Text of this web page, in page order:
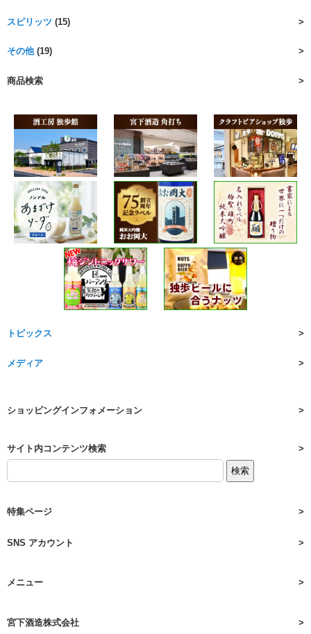
スピリッツ (15)
その他(19)
商品検索
トピックス
メディア
ショッピングインフォメーション
サイト内コンテンツ検索
特集ページ
SNS アカウント
メニュー
宮下酒造株式会社